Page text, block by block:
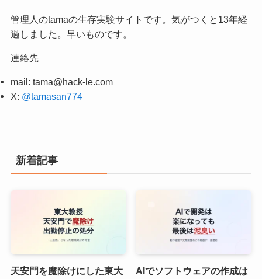
管理人のtamaの生存実験サイトです。気がつくと13年経
過しました。早いものです。
連絡先
mail: tama@hack-le.com
X: @tamasan774
新着記事
天安門を魔除けにした東大
AIでソフトウェアの作成は